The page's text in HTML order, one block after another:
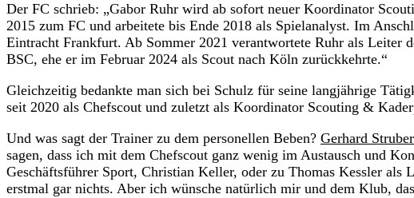
Der FC schrieb: „Gabor Ruhr wird ab sofort neuer Koordinator
2015 zum FC und arbeitete bis Ende 2018 als Spielanalyst. Im
Eintracht Frankfurt. Ab Sommer 2021 verantwortete Ruhr als Leiter
BSC, ehe er im Februar 2024 als Scout nach Köln zurückkehrte.“
Gleichzeitig bedankte man sich bei Schulz für seine langjährige
seit 2020 als Chefscout und zuletzt als Koordinator Scouting &
Und was sagt der Trainer zu dem personellen Beben? Gerhard Struber
sagen, dass ich mit dem Chefscout ganz wenig im Austausch und
Geschäftsführer Sport, Christian Keller, oder zu Thomas Kessler als
erstmal gar nichts. Aber ich wünsche natürlich mir und dem Klub,